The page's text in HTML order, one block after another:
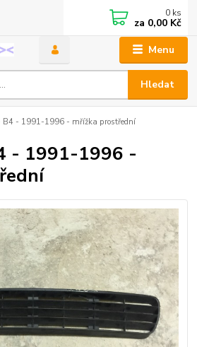
Menu
Hledat
0 ks
za 0,00 Kč
B4 - 1991-1996 - mřížka prostřední
- 1991-1996 -